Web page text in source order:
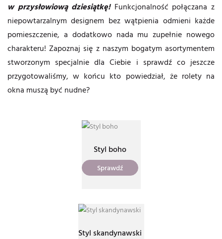
w przysłowiową dziesiątkę!Funkcjonalność połączana z
niepowtarzalnym designem bez wątpienia odmieni każde
pomieszczenie, a dodatkowo nada mu zupełnie nowego
charakteru! Zapoznaj się z naszym bogatym asortymentem
stworzonym specjalnie dla Ciebie i sprawdź co jeszcze
przygotowaliśmy, w końcu kto powiedział, że rolety na
okna muszą być nudne?
Styl boho
Sprawdź
Styl skandynawski